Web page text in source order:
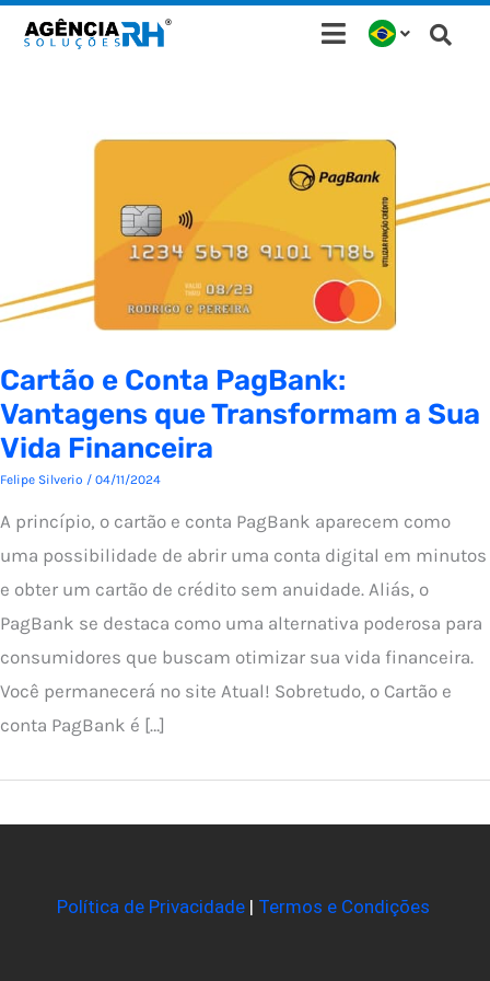
para
Cartão e Conta PagBank:
Vantagens que Transformam a Sua
Vida Financeira
Felipe Silverio / 04/11/2024
A princípio, o cartão e conta PagBank aparecem como
uma possibilidade de abrir uma conta digital em minutos
e obter um cartão de crédito sem anuidade. Aliás, o
PagBank se destaca como uma alternativa poderosa para
consumidores que buscam otimizar sua vida financeira.
Você permanecerá no site Atual! Sobretudo, o Cartão e
conta PagBank é […]
Política de Privacidade| Termos e Condições